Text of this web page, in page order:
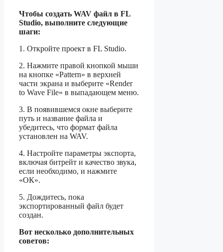
Чтобы создать WAV файл в FL
Studio, выполните следующие
шаги:
1. Откройте проект в FL Studio.
2. Нажмите правой кнопкой мыши
на кнопке «Pattern» в верхней
части экрана и выберите «Render
to Wave File» в выпадающем меню.
3. В появившемся окне выберите
путь и название файла и
убедитесь, что формат файла
установлен на WAV.
4. Настройте параметры экспорта,
включая битрейт и качество звука,
если необходимо, и нажмите
«ОК».
5. Дождитесь, пока
экспортированный файл будет
создан.
Вот несколько дополнительных
советов: